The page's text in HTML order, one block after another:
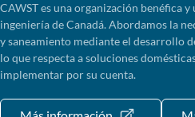
CAWST es una organización benéfica
ingeniería de Canadá. Abordamos la
y saneamiento mediante el desarrollo
lo que respecta a soluciones
implementar por su cuenta.